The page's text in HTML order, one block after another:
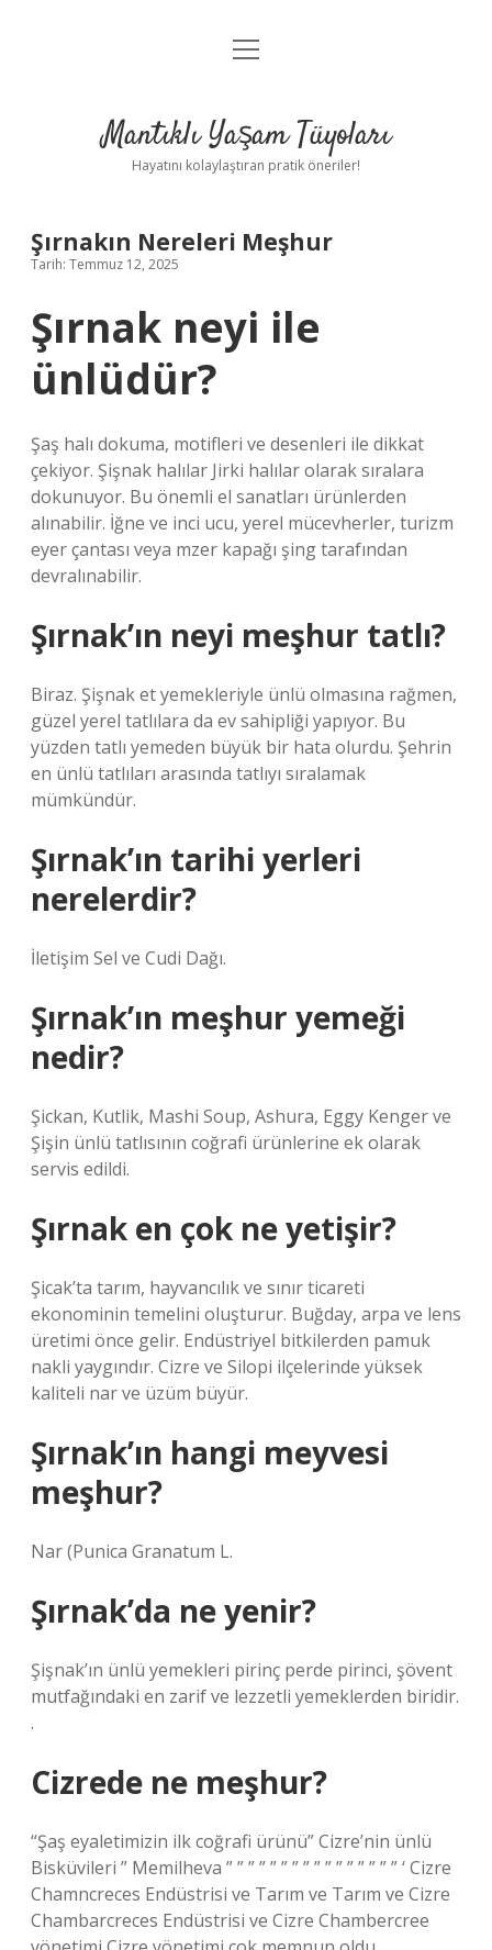
Anasayfa
Yasal Uyarı
menüyü
Mantıklı Yaşam Tüyoları
Hayatını kolaylaştıran pratik öneriler!
Şırnakın Nereleri Meşhur
Tarih: Temmuz 12, 2025
Şırnak neyi ile
ünlüdür?
Şaş halı dokuma, motifleri ve desenleri ile dikkat
çekiyor. Şişnak halılar Jirki halılar olarak sıralara
dokunuyor. Bu önemli el sanatları ürünlerden
alınabilir. İğne ve inci ucu, yerel mücevherler, turizm
eyer çantası veya mzer kapağı şing tarafından
devralınabilir.
Şırnak’ın neyi meşhur tatlı?
Biraz. Şişnak et yemekleriyle ünlü olmasına rağmen,
güzel yerel tatlılara da ev sahipliği yapıyor. Bu
yüzden tatlı yemeden büyük bir hata olurdu. Şehrin
en ünlü tatlıları arasında tatlıyı sıralamak
mümkündür.
Şırnak’ın tarihi yerleri
nerelerdir?
İletişim Sel ve Cudi Dağı.
Şırnak’ın meşhur yemeği
nedir?
Şickan, Kutlik, Mashi Soup, Ashura, Eggy Kenger ve
Şişin ünlü tatlısının coğrafi ürünlerine ek olarak
servis edildi.
Şırnak en çok ne yetişir?
Şicak’ta tarım, hayvancılık ve sınır ticareti
ekonominin temelini oluşturur. Buğday, arpa ve lens
üretimi önce gelir. Endüstriyel bitkilerden pamuk
nakli yaygındır. Cizre ve Silopi ilçelerinde yüksek
kaliteli nar ve üzüm büyür.
Şırnak’ın hangi meyvesi
meşhur?
Nar (Punica Granatum L.
Şırnak’da ne yenir?
Şişnak’ın ünlü yemekleri pirinç perde pirinci, şövent
mutfağındaki en zarif ve lezzetli yemeklerden biridir.
.
Cizrede ne meşhur?
“Şaş eyaletimizin ilk coğrafi ürünü” Cizre’nin ünlü
Bisküvileri ” Memilheva ” ” ” ” ” ” ” ” ” ” ” ” ” ” ” ” ‘ Cizre
Chamncreces Endüstrisi ve Tarım ve Tarım ve Cizre
Chambarcreces Endüstrisi ve Cizre Chambercree